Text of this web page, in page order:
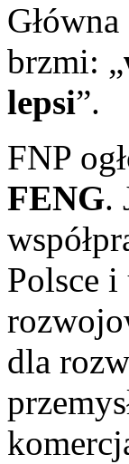
brzmi: „
lepsi”.
FNP
FENG.
Polsce
dla